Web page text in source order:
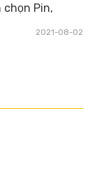
chọn Pin,
2021-08-02